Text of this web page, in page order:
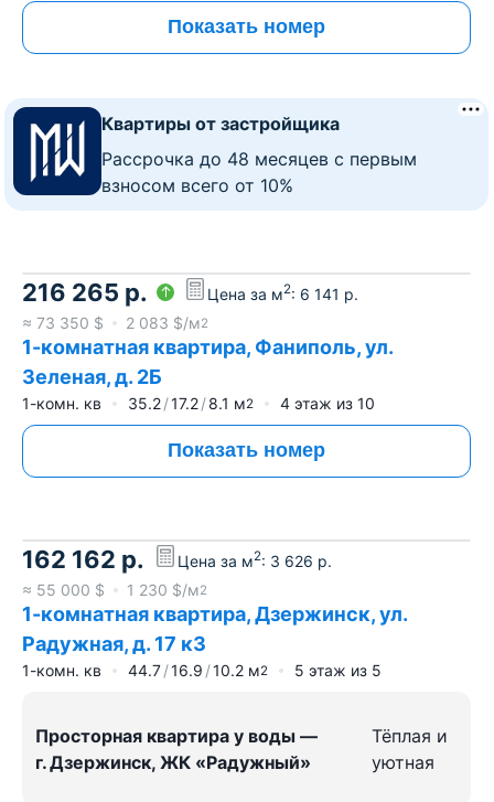
Показать номер
216 265 р. Цена за м2: 6 141 р.
≈ 73 350 $ 2 083 $/м2
1-комнатная квартира, Фаниполь, ул.
Зеленая, д. 2Б
1-комн. кв 35.2 17.2 8.1 м2 4 этаж из 10
Показать номер
162 162 р. Цена за м2: 3 626 р.
≈ 55 000 $ 1 230 $/м2
1-комнатная квартира, Дзержинск, ул.
Радужная, д. 17 к3
1-комн. кв 44.7 16.9 10.2 м2 5 этаж из 5
Просторная квартира у воды —
г. Дзержинск, ЖК «Радужный»
Тёплая и
уютная
Квартиры от застройщика
Рассрочка до 48 месяцев с первым
взносом всего от 10%